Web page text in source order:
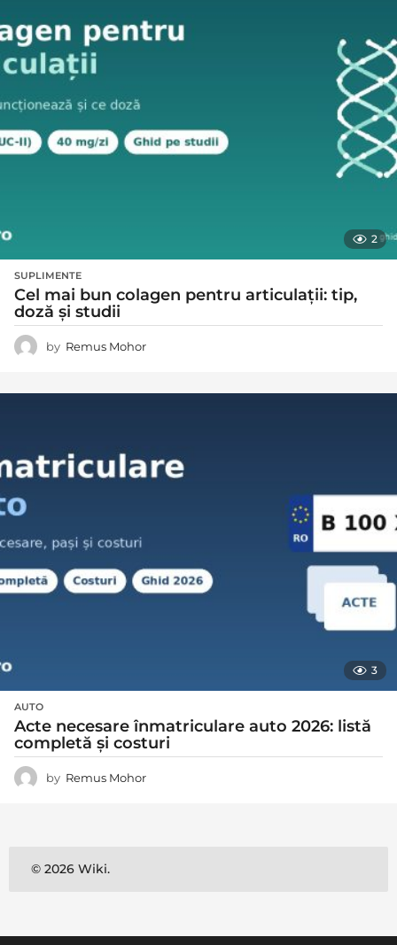
2
SUPLIMENTE
Cel mai bun colagen pentru articulații: tip,
doză și studii
by Remus Mohor
3
AUTO
Acte necesare înmatriculare auto 2026: listă
completă și costuri
by Remus Mohor
© 2026 Wiki.